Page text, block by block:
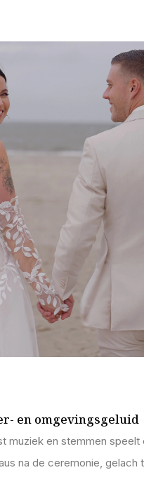
en omgevingsgeluid
muziek en stemmen
na de ceremonie,